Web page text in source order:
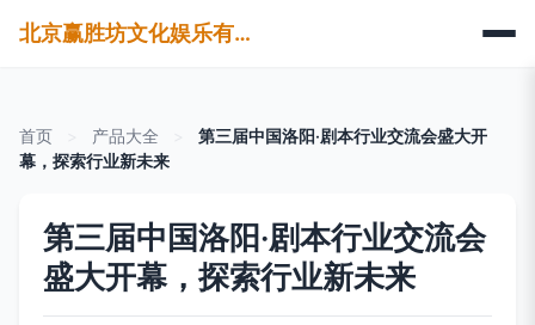
北京赢胜坊文化娱乐有限公司
首页 产品大全
第三届中国洛阳·剧本行业交流会盛大开
幕，探索行业新未来
第三届中国洛阳·剧本行业交流会
盛大开幕，探索行业新未来